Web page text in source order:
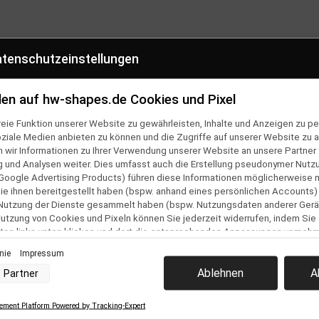
Verpackung 0381 2554710
Bestellung
&
Folge uns auf
auf hw-shapes.de Cookies und Pixel
Funktion unserer Website zu gewährleisten, Inhalte und Anzeigen zu
Medien anbieten zu können und die Zugriffe auf unserer Website zu
wir Informationen zu Ihrer Verwendung unserer Website an unsere
und Analysen weiter. Dies umfasst auch die Erstellung pseudonymer
Advertising Products) führen diese Informationen möglicherweise
ihnen bereitgestellt haben (bspw. anhand eines persönlichen
der Dienste gesammelt haben (bspw. Nutzungsdaten anderer
von Cookies und Pixeln können Sie jederzeit widerrufen, indem Sie
links unten klicken und dort die entsprechenden Anpassungen
durch unsere Partner:
Zugriff auf Informationen auf einem Endgerät
Daten zur Auswahl von Werbeanzeigen
für personalisierte Werbung
Profilen zur Auswahl personalisierter Werbung
Impressum
Partner Ablehnen
Platform Powered by Tracking-Expert